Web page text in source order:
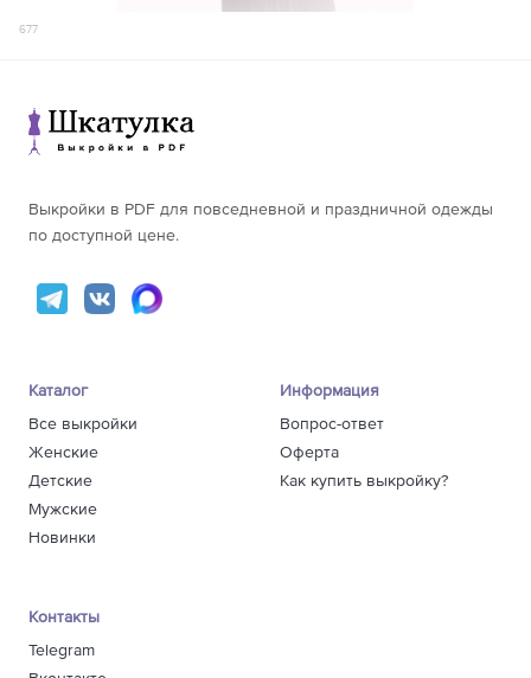
677
Выкройки в PDF для повседневной и праздничной одежды
по доступной цене.
Каталог
Все выкройки
Женские
Детские
Мужские
Новинки
Информация
Вопрос-ответ
Оферта
Как купить выкройку?
Контакты
Telegram